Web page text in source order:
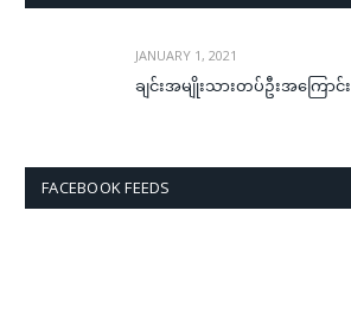
JANUARY 1, 2021
ချင်းအမျိုးသားတပ်ဦးအကြောင်း
FACEBOOK FEEDS